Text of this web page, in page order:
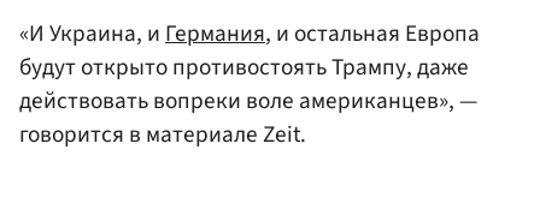
«И Украина, иГермания, и остальная Европа
будут открыто противостоять Трампу, даже
действовать вопреки воле американцев», —
говорится в материале Zeit.